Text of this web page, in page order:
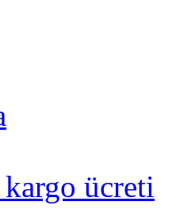
ücreti